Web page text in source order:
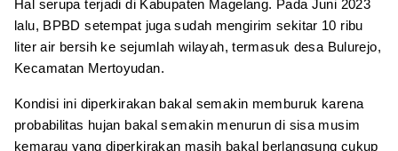
Hal serupa terjadi di Kabupaten Magelang. Pada Juni 2023
lalu, BPBD setempat juga sudah mengirim sekitar 10 ribu
liter air bersih ke sejumlah wilayah, termasuk desa Bulurejo,
Kecamatan Mertoyudan.
Kondisi ini diperkirakan bakal semakin memburuk karena
probabilitas hujan bakal semakin menurun di sisa musim
kemarau yang diperkirakan masih bakal berlangsung cukup